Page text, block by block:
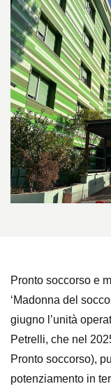
Pronto soccorso e
‘Madonna del
giugno l’unità
Petrelli, che nel
Pronto soccorso),
potenziamento in